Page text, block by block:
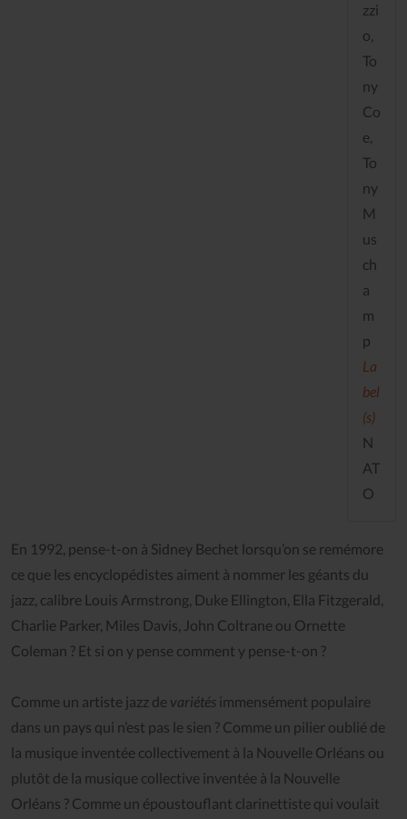
zzi
o,
To
ny
Co
e,
To
ny
M
us
ch
a
m
p
La
bel
(s)
N
AT
O
En 1992, pense-t-on à Sidney Bechet lorsqu’on se remémore
ce que les encyclopédistes aiment à nommer les géants du
jazz, calibre Louis Armstrong, Duke Ellington, Ella Fitzgerald,
Charlie Parker, Miles Davis, John Coltrane ou Ornette
Coleman ? Et si on y pense comment y pense-t-on ?
Comme un artiste jazz de variétés immensément populaire
dans un pays qui n’est pas le sien ? Comme un pilier oublié de
la musique inventée collectivement à la Nouvelle Orléans ou
plutôt de la musique collective inventée à la Nouvelle
Orléans ? Comme un époustouflant clarinettiste qui voulait